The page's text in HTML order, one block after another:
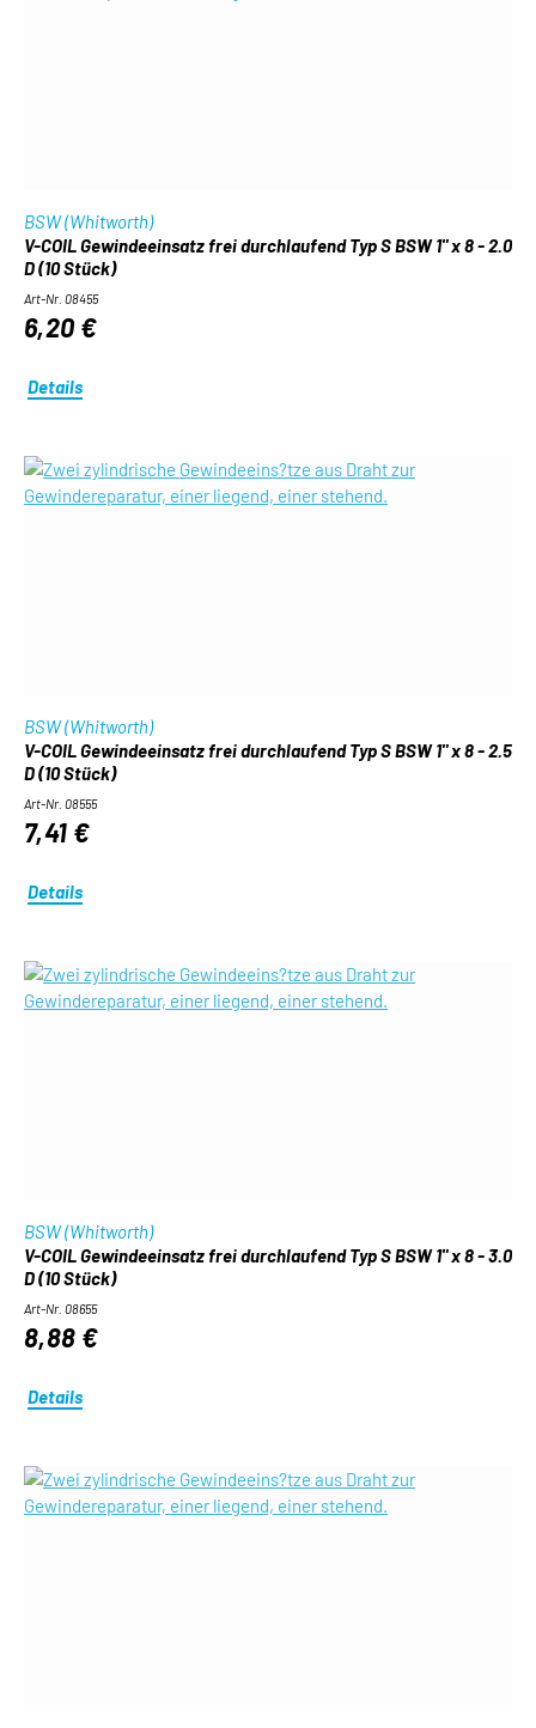
BSW (Whitworth)
V-COIL Gewindeeinsatz frei durchlaufend Typ S BSW 1" x 8 - 2.0
D (10 Stück)
Art-Nr. 08455
6,20 €
Details
BSW (Whitworth)
V-COIL Gewindeeinsatz frei durchlaufend Typ S BSW 1" x 8 - 2.5
D (10 Stück)
Art-Nr. 08555
7,41 €
Details
BSW (Whitworth)
V-COIL Gewindeeinsatz frei durchlaufend Typ S BSW 1" x 8 - 3.0
D (10 Stück)
Art-Nr. 08655
8,88 €
Details